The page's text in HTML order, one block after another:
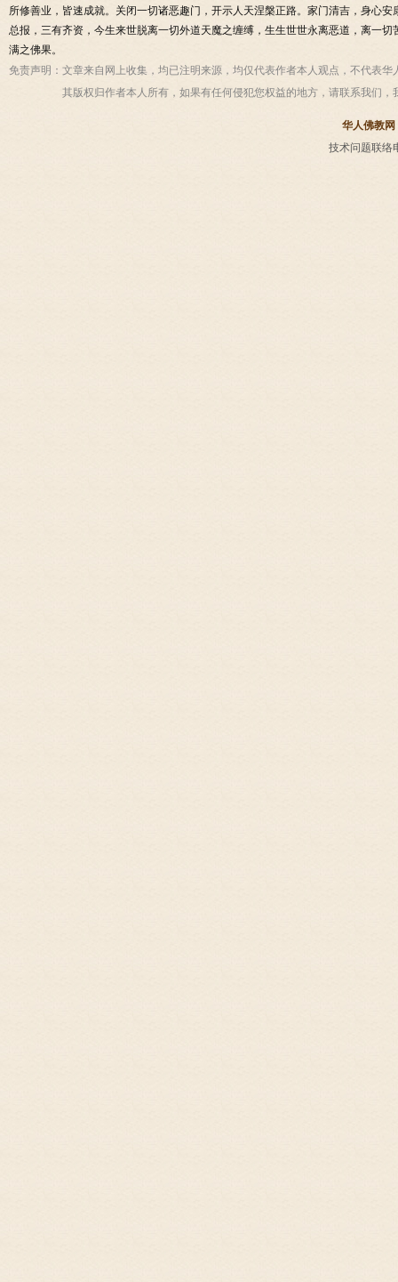
所修善业，皆速成就。关闭一切诸恶趣门，开示人天涅槃正路。家门清吉，身心
总报，三有齐资，今生来世脱离一切外道天魔之缠缚，生生世世永离恶道，离一
满之佛果。
免责声明： 文章来自网上收集，均已注明来源，均仅代表作者本人观点，不代表
其版权归作者本人所有，如果有任何侵犯您权益的地方，请联系我们，
华人佛教网
技术问题联络